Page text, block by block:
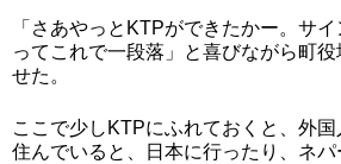
「さあやっとKTPができたかー。サ
ってこれで一段落」と喜びながら町
せた。
ここで少しKTPにふれておくと、外
住んでいると、日本に行ったり、ネ